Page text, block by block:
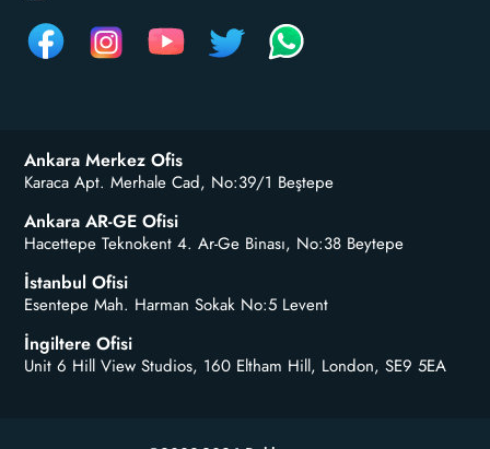
Ankara Merkez Ofis
Karaca Apt. Merhale Cad, No:39/1 Beştepe
Ankara AR-GE Ofisi
Hacettepe Teknokent 4. Ar-Ge Binası, No:38 Beytepe
İstanbul Ofisi
Esentepe Mah. Harman Sokak No:5 Levent
İngiltere Ofisi
Unit 6 Hill View Studios, 160 Eltham Hill, London, SE9 5EA